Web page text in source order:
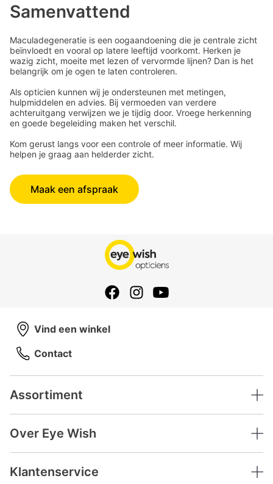
Samenvattend
Maculadegeneratie is een oogaandoening die je centrale zicht
beïnvloedt en vooral op latere leeftijd voorkomt. Herken je
wazig zicht, moeite met lezen of vervormde lijnen? Dan is het
belangrijk om je ogen te laten controleren.
Als opticien kunnen wij je ondersteunen met metingen,
hulpmiddelen en advies. Bij vermoeden van verdere
achteruitgang verwijzen we je tijdig door. Vroege herkenning
en goede begeleiding maken het verschil.
Kom gerust langs voor een controle of meer informatie. Wij
helpen je graag aan helderder zicht.
Maak een afspraak
Assortiment
Over Eye Wish
Klantenservice
Vind een winkel
Contact